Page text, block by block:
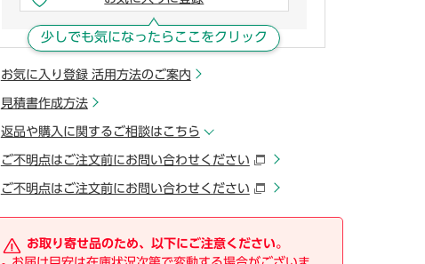
少しでも気になったらここをクリック
お気に入り登録 活用方法のご案内
見積書作成方法
返品や購入に関するご相談はこちら
ご不明点はご注文前にお問い合わせください
ご不明点はご注文前にお問い合わせください
お取り寄せ品のため、以下にご注意ください。